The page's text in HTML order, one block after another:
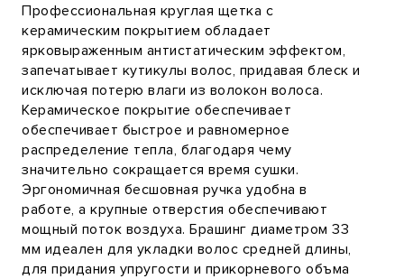
Профессиональная круглая щетка с
керамическим покрытием обладает
ярковыраженным антистатическим эффектом,
запечатывает кутикулы волос, придавая блеск и
исключая потерю влаги из волокон волоса.
Керамическое покрытие обеспечивает
обеспечивает быстрое и равномерное
распределение тепла, благодаря чему
значительно сокращается время сушки.
Эргономичная бесшовная ручка удобна в
работе, а крупные отверстия обеспечивают
мощный поток воздуха. Брашинг диаметром 33
мм идеален для укладки волос средней длины,
для придания упругости и прикорневого объма